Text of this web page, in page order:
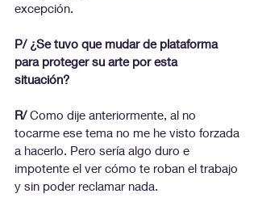
excepción.
P/ ¿Se tuvo que mudar de plataforma
para proteger su arte por esta
situación?
R/ Como dije anteriormente, al no
tocarme ese tema no me he visto forzada
a hacerlo. Pero sería algo duro e
impotente el ver cómo te roban el trabajo
y sin poder reclamar nada.